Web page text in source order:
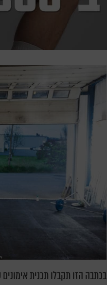
בכתבה הזו תקבלו תכנית